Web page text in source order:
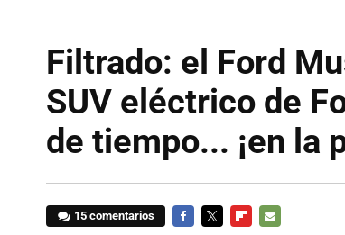
Filtrado: el Ford
SUV eléctrico de
de tiempo... ¡en la
15 comentarios